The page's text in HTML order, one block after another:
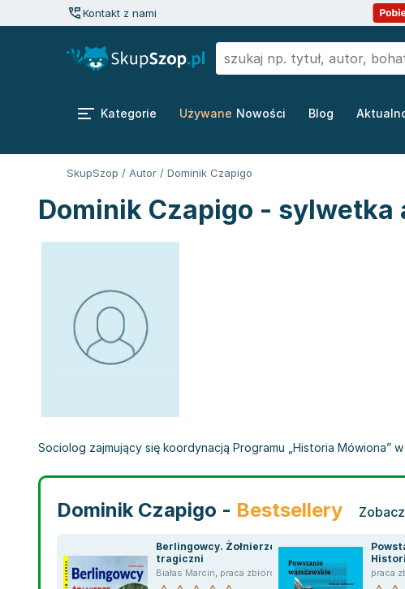
Kontakt z nami
Kategorie Używane Nowości Blog
SkupSzop / Autor / Dominik Czapigo
Dominik Czapigo - sylwetka
Sociolog zajmujący się koordynacją Programu „Historia Mówiona”
Dominik Czapigo - Bestsellery
Berlingowcy. Żołnierze
tragiczni
Białas Marcin, praca zbiorowa ,Dominik Czapigo ,praca